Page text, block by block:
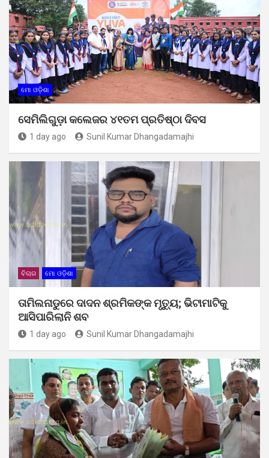
ମୋ ଓଡ଼ିଶା
ସେମିଲିଗୁଡ଼ା କଲେଜର ୪୧ତମ ପ୍ରତିଷ୍ଠା ଦିବସ
1 day ago Sunil Kumar Dhangadamajhi
ବିଚାର ମୋ ଓଡ଼ିଶା
ତାମିଲନାଡୁରେ ଦାଦନ ଶ୍ରମିକଙ୍କ ମୃତ୍ୟୁ; ଭିଟାମାଟିକୁ
ଆସିପାରିଲାନି ଶବ
1 day ago Sunil Kumar Dhangadamajhi